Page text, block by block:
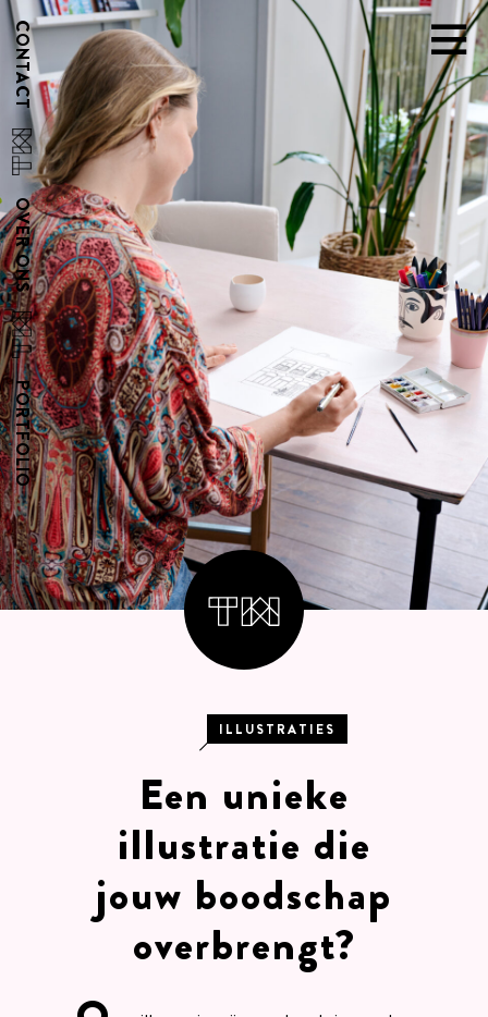
PORTFOLIO
OVER ONS
CONTACT
ILLUSTRATIES
Een unieke
illustratie die
jouw boodschap
overbrengt?